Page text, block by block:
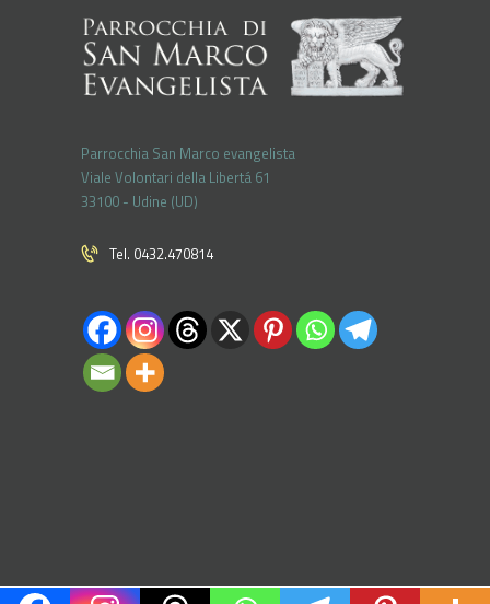
Parrocchia San Marco evangelista
Viale Volontari della Libertá 61
33100 - Udine (UD)
Tel. 0432.470814